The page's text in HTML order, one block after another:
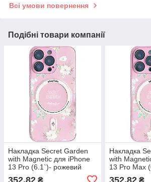
Всі умови повернення
Подібні товари компанії
Накладка Secret Garden
with Magnetic для iPhone
13 Pro (6.1`)- рожевий
352,82 ₴
Накладка
with
13 Pro Max
352,82 ₴